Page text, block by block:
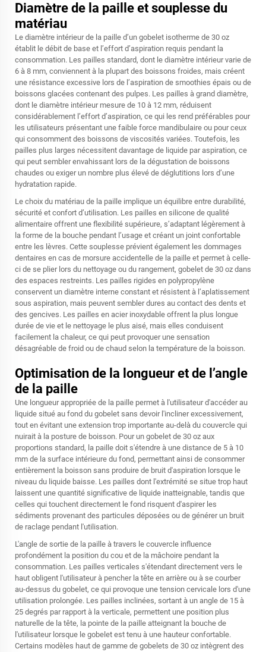
Diamètre de la paille et souplesse du
matériau
Le diamètre intérieur de la paille d’un gobelet isotherme de 30 oz
établit le débit de base et l’effort d’aspiration requis pendant la
consommation. Les pailles standard, dont le diamètre intérieur varie de
6 à 8 mm, conviennent à la plupart des boissons froides, mais créent
une résistance excessive lors de l’aspiration de smoothies épais ou de
boissons glacées contenant des pulpes. Les pailles à grand diamètre,
dont le diamètre intérieur mesure de 10 à 12 mm, réduisent
considérablement l’effort d’aspiration, ce qui les rend préférables pour
les utilisateurs présentant une faible force mandibulaire ou pour ceux
qui consomment des boissons de viscosités variées. Toutefois, les
pailles plus larges nécessitent davantage de liquide par aspiration, ce
qui peut sembler envahissant lors de la dégustation de boissons
chaudes ou exiger un nombre plus élevé de déglutitions lors d’une
hydratation rapide.
Le choix du matériau de la paille implique un équilibre entre durabilité,
sécurité et confort d’utilisation. Les pailles en silicone de qualité
alimentaire offrent une flexibilité supérieure, s’adaptant légèrement à
la forme de la bouche pendant l’usage et créant un joint confortable
entre les lèvres. Cette souplesse prévient également les dommages
dentaires en cas de morsure accidentelle de la paille et permet à celle-
ci de se plier lors du nettoyage ou du rangement, gobelet de 30 oz dans
des espaces restreints. Les pailles rigides en polypropylène
conservent un diamètre interne constant et résistent à l’aplatissement
sous aspiration, mais peuvent sembler dures au contact des dents et
des gencives. Les pailles en acier inoxydable offrent la plus longue
durée de vie et le nettoyage le plus aisé, mais elles conduisent
facilement la chaleur, ce qui peut provoquer une sensation
désagréable de froid ou de chaud selon la température de la boisson.
Optimisation de la longueur et de l’angle
de la paille
Une longueur appropriée de la paille permet à l'utilisateur d'accéder au
liquide situé au fond du gobelet sans devoir l'incliner excessivement,
tout en évitant une extension trop importante au-delà du couvercle qui
nuirait à la posture de boisson. Pour un gobelet de 30 oz aux
proportions standard, la paille doit s'étendre à une distance de 5 à 10
mm de la surface intérieure du fond, permettant ainsi de consommer
entièrement la boisson sans produire de bruit d'aspiration lorsque le
niveau du liquide baisse. Les pailles dont l'extrémité se situe trop haut
laissent une quantité significative de liquide inatteignable, tandis que
celles qui touchent directement le fond risquent d'aspirer les
sédiments provenant des particules déposées ou de générer un bruit
de raclage pendant l'utilisation.
L'angle de sortie de la paille à travers le couvercle influence
profondément la position du cou et de la mâchoire pendant la
consommation. Les pailles verticales s'étendant directement vers le
haut obligent l'utilisateur à pencher la tête en arrière ou à se courber
au-dessus du gobelet, ce qui provoque une tension cervicale lors d'une
utilisation prolongée. Les pailles inclinées, sortant à un angle de 15 à
25 degrés par rapport à la verticale, permettent une position plus
naturelle de la tête, la pointe de la paille atteignant la bouche de
l'utilisateur lorsque le gobelet est tenu à une hauteur confortable.
Certains modèles haut de gamme de gobelets de 30 oz intègrent des